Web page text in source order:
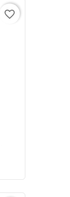
favorite_border